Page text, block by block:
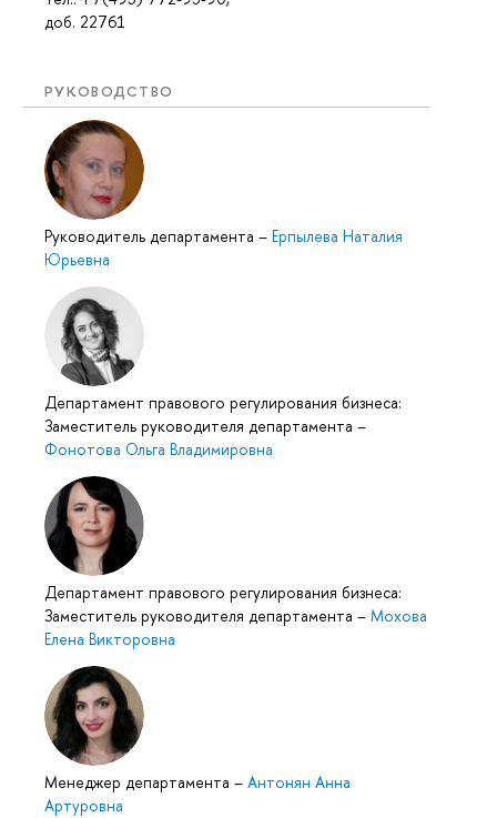
доб. 22761
РУКОВОДСТВО
Руководитель департамента – Ерпылева Наталия
Юрьевна
Департамент правового регулирования бизнеса:
Заместитель руководителя департамента –
Фонотова Ольга Владимировна
Департамент правового регулирования бизнеса:
Заместитель руководителя департамента – Мохова
Елена Викторовна
Менеджер департамента – Антонян Анна
Артуровна